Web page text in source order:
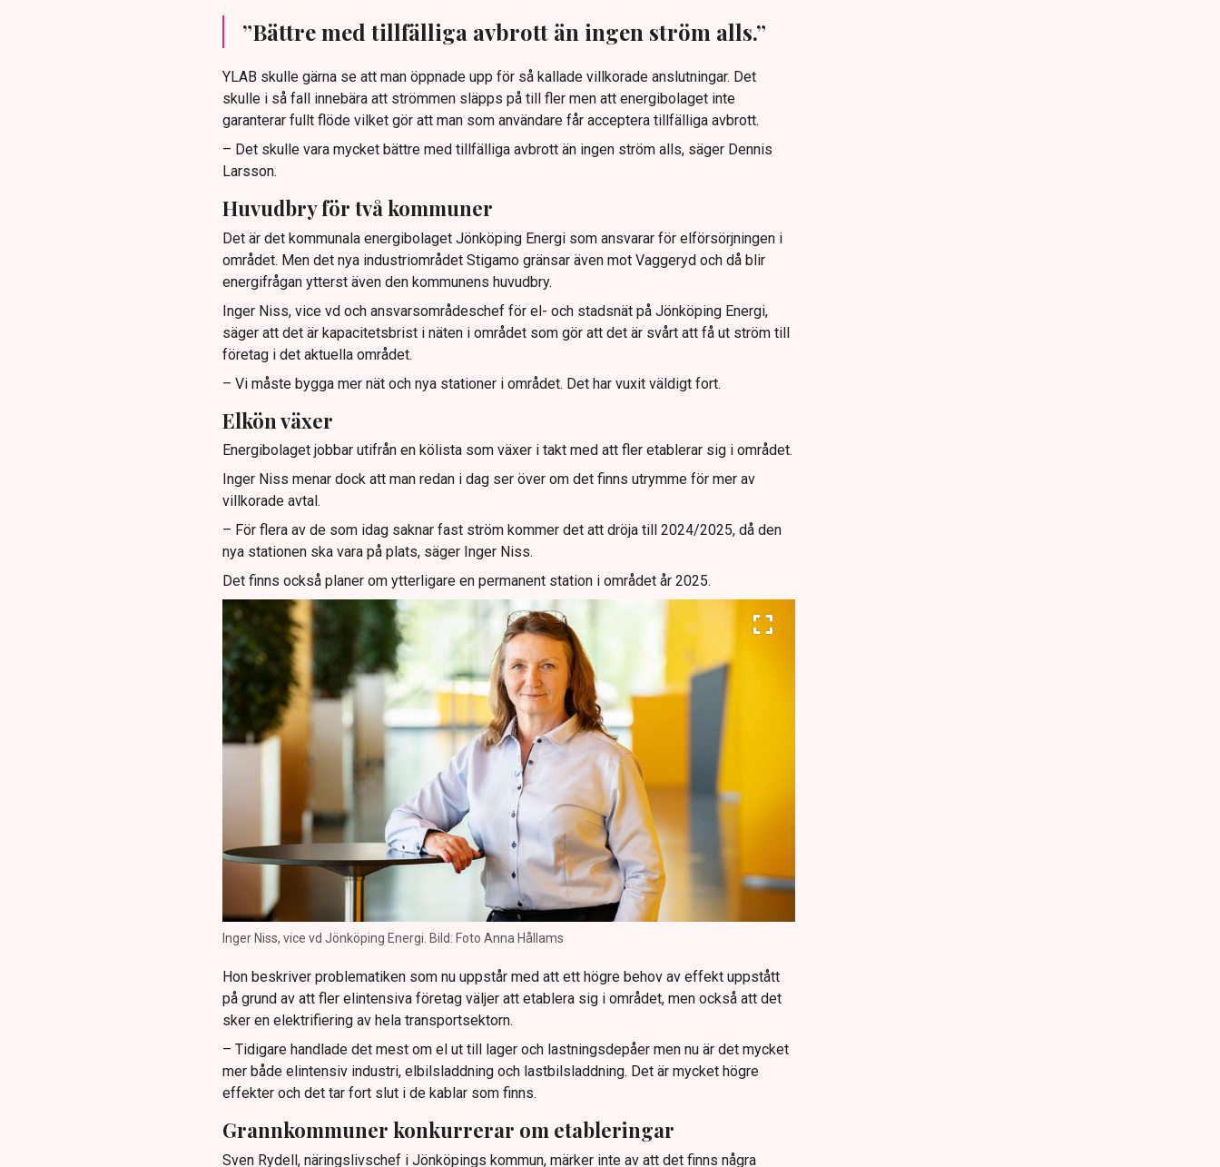
”Bättre med tillfälliga avbrott än ingen ström alls.”
YLAB skulle gärna se att man öppnade upp för så kallade villkorade anslutningar. Det
skulle i så fall innebära att strömmen släpps på till fler men att energibolaget inte
garanterar fullt flöde vilket gör att man som användare får acceptera tillfälliga avbrott.
– Det skulle vara mycket bättre med tillfälliga avbrott än ingen ström alls, säger Dennis
Larsson.
Huvudbry för två kommuner
Det är det kommunala energibolaget Jönköping Energi som ansvarar för elförsörjningen i
området. Men det nya industriområdet Stigamo gränsar även mot Vaggeryd och då blir
energifrågan ytterst även den kommunens huvudbry.
Inger Niss, vice vd och ansvarsområdeschef för el- och stadsnät på Jönköping Energi,
säger att det är kapacitetsbrist i näten i området som gör att det är svårt att få ut ström till
företag i det aktuella området.
– Vi måste bygga mer nät och nya stationer i området. Det har vuxit väldigt fort.
Elkön växer
Energibolaget jobbar utifrån en kölista som växer i takt med att fler etablerar sig i området.
Inger Niss menar dock att man redan i dag ser över om det finns utrymme för mer av
villkorade avtal.
– För flera av de som idag saknar fast ström kommer det att dröja till 2024/2025, då den
nya stationen ska vara på plats, säger Inger Niss.
Det finns också planer om ytterligare en permanent station i området år 2025.
Inger Niss, vice vd Jönköping Energi. Bild: Foto Anna Hållams
Hon beskriver problematiken som nu uppstår med att ett högre behov av effekt uppstått
på grund av att fler elintensiva företag väljer att etablera sig i området, men också att det
sker en elektrifiering av hela transportsektorn.
– Tidigare handlade det mest om el ut till lager och lastningsdepåer men nu är det mycket
mer både elintensiv industri, elbilsladdning och lastbilsladdning. Det är mycket högre
effekter och det tar fort slut i de kablar som finns.
Grannkommuner konkurrerar om etableringar
Sven Rydell, näringslivschef i Jönköpings kommun, märker inte av att det finns några